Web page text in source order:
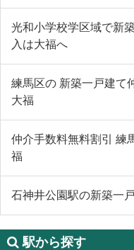
光和小学校学区域で新
入は大福へ
練馬区の 新築一戸建て
大福
仲介手数料無料割引 練
福
石神井公園駅の新築一
駅から探す